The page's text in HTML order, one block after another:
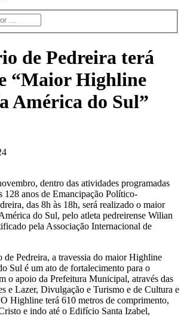
de Pedreira terá
“Maior Highline
América do Sul”
dentro das atividades programadas
128 anos de Emancipação Político-
das 8h às 18h, será realizado o maior
do Sul, pelo atleta pedreirense Wilian
pela Associação Internacional de
de Pedreira, a travessia do maior Highline
Sul é um ato de fortalecimento para o
o apoio da Prefeitura Municipal, através das
e Lazer, Divulgação e Turismo e de Cultura e
Highline terá 610 metros de comprimento,
e indo até o Edifício Santa Izabel,